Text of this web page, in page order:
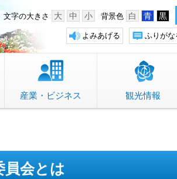
さと 背景色 白 青 黒
文字の大きさ 大 中 小
ふりがな
よみあげる
産業・ビジネス 観光情報
員会とは